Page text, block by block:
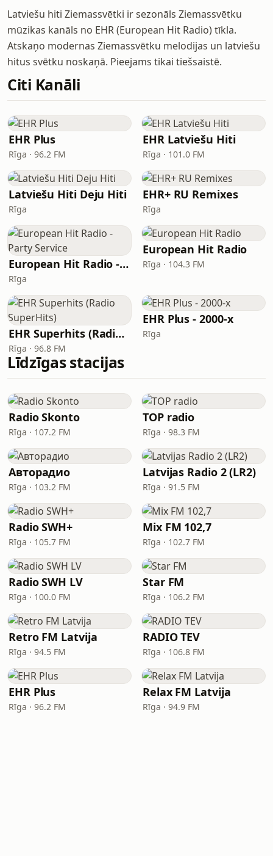
Latviešu hiti Ziemassvētki ir sezonāls Ziemassvētku
mūzikas kanāls no EHR (European Hit Radio) tīkla.
Atskaņo modernas Ziemassvētku melodijas un latviešu
hitus svētku noskaņā. Pieejams tikai tiešsaistē.
Citi Kanāli
EHR Plus
Rīga · 96.2 FM
EHR Latviešu Hiti
Rīga · 101.0 FM
Latviešu Hiti Deju Hiti
Rīga
EHR+ RU Remixes
Rīga
European Hit Radio - Party Service
Rīga
European Hit Radio
Rīga · 104.3 FM
EHR Superhits (Radio SuperHits)
Rīga · 96.8 FM
EHR Plus - 2000-x
Rīga
Līdzīgas stacijas
Radio Skonto
Rīga · 107.2 FM
TOP radio
Rīga · 98.3 FM
Авторадио
Rīga · 103.2 FM
Latvijas Radio 2 (LR2)
Rīga · 91.5 FM
Radio SWH+
Rīga · 105.7 FM
Mix FM 102,7
Rīga · 102.7 FM
Radio SWH LV
Rīga · 100.0 FM
Star FM
Rīga · 106.2 FM
Retro FM Latvija
Rīga · 94.5 FM
RADIO TEV
Rīga · 106.8 FM
EHR Plus
Rīga · 96.2 FM
Relax FM Latvija
Rīga · 94.9 FM